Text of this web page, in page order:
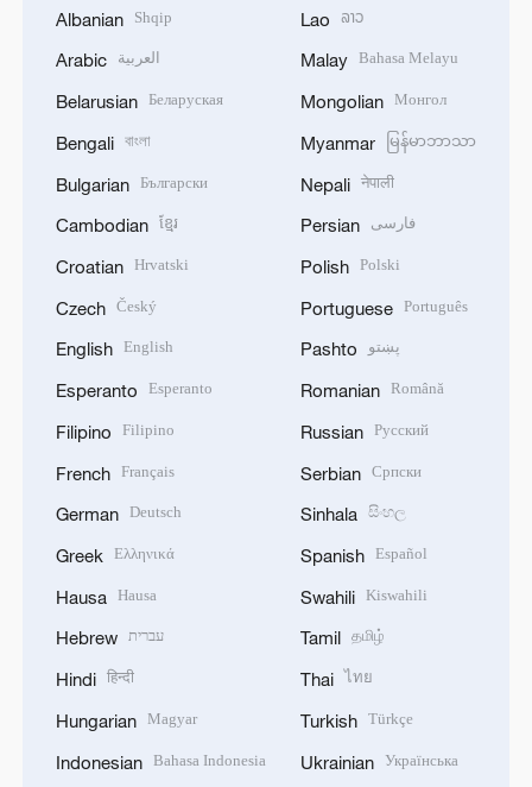
Albanian Shqip
Arabic العربية
Belarusian Беларуская
Bengali বাংলা
Bulgarian Български
Cambodian ខ្មែរ
Croatian Hrvatski
Czech Český
English English
Esperanto Esperanto
Filipino Filipino
French Français
German Deutsch
Greek Ελληνικά
Hausa Hausa
Hebrew עברית
Hindi हिन्दी
Hungarian Magyar
Indonesian Bahasa Indonesia
Lao ລາວ
Malay Bahasa Melayu
Mongolian Монгол
Myanmar မြန်မာဘာသာ
Nepali नेपाली
Persian فارسی
Polish Polski
Portuguese Português
Pashto پښتو
Romanian Română
Russian Русский
Serbian Српски
Sinhala සිංහල
Spanish Español
Swahili Kiswahili
Tamil தமிழ்
Thai ไทย
Turkish Türkçe
Ukrainian Українська